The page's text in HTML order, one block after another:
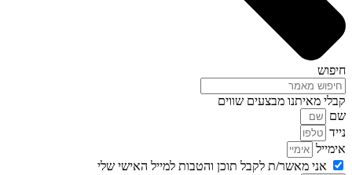
חיפוש
קבלי מאיתנו מבצעים שווים
שם
נייד
אימייל
אני מאשר/ת לקבל תוכן והטבות למייל האישי שלי